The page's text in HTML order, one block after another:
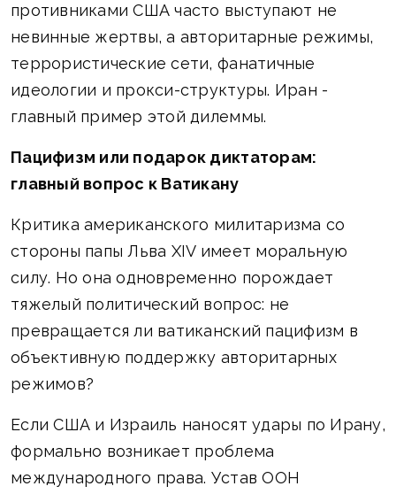
противниками США часто выступают не
невинные жертвы, а авторитарные режимы,
террористические сети, фанатичные
идеологии и прокси-структуры. Иран -
главный пример этой дилеммы.
Пацифизм или подарок диктаторам:
главный вопрос к Ватикану
Критика американского милитаризма со
стороны папы Льва XIV имеет моральную
силу. Но она одновременно порождает
тяжелый политический вопрос: не
превращается ли ватиканский пацифизм в
объективную поддержку авторитарных
режимов?
Если США и Израиль наносят удары по Ирану,
формально возникает проблема
международного права. Устав ООН